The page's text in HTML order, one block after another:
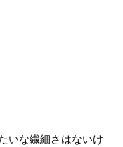
いな繊細さはないけ